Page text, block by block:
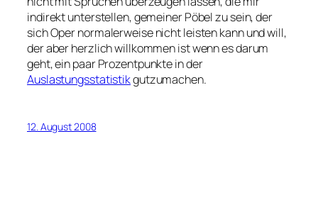
indirekt unterstellen, gemeiner Pöbel zu sein, der
sich Oper normalerweise nicht leisten kann und will,
der aber herzlich willkommen ist wenn es darum
geht, ein paar Prozentpunkte in der
Auslastungsstatistikgutzumachen.
12. August 2008